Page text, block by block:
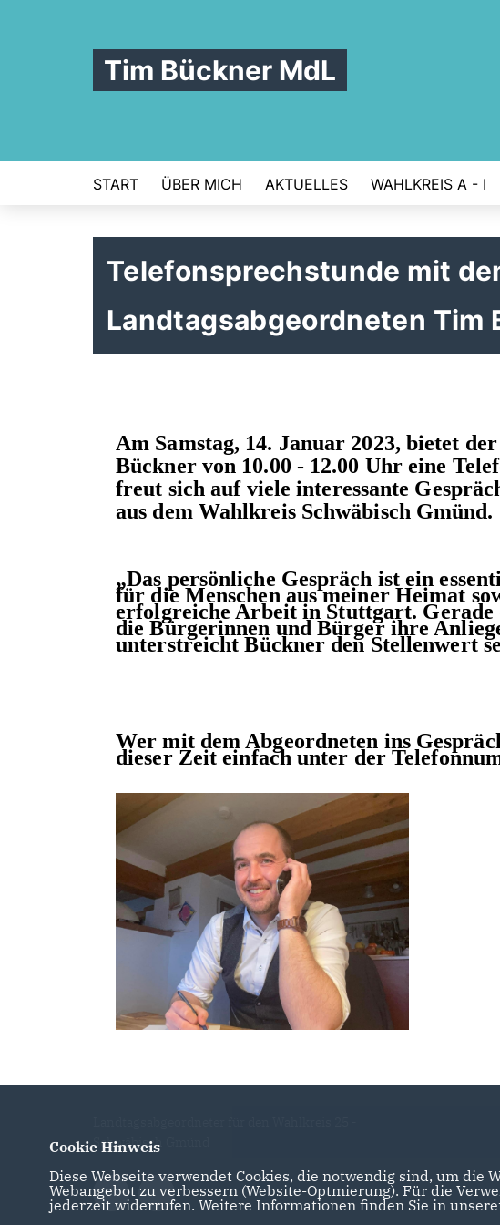
Tim Bückner MdL
START ÜBER MICH AKTUELLES WAHLKREIS A - I
Telefonsprechstunde mit
Landtagsabgeordneten Tim
Am Samstag, 14. Januar 2023, bietet
Bückner von 10.00 - 12.00 Uhr eine
freut sich auf viele interessante
aus dem Wahlkreis Schwäbisch Gmünd.
Das persönliche Gespräch ist ein
für die Menschen aus meiner Heimat
erfolgreiche Arbeit in Stuttgart. Gerade
die Bürgerinnen und Bürger ihre
unterstreicht Bückner den Stellenwert
Wer mit dem Abgeordneten ins
dieser Zeit einfach unter der
Schwäbisch Gmünd
Cookie Hinweis
Diese Webseite verwendet Cookies, die notwendig sind, um
Webangebot zu verbessern (Website-Optmierung). Für die
jederzeit widerrufen. Weitere Informationen finden Sie in